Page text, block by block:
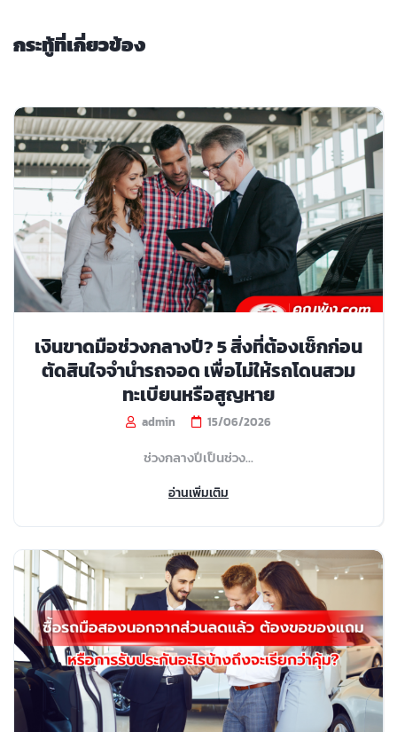
กระทู้ที่เกี่ยวข้อง
เงินขาดมือช่วงกลางปี? 5 สิ่งที่ต้องเช็กก่อน
ตัดสินใจจำนำรถจอด เพื่อไม่ให้รถโดนสวม
ทะเบียนหรือสูญหาย
admin 15/06/2026
ช่วงกลางปีเป็นช่วง...
อ่านเพิ่มเติม